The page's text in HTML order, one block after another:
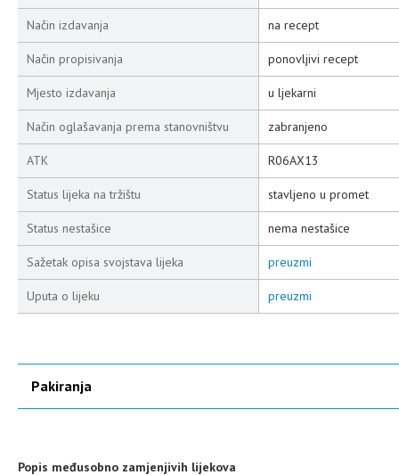
Način izdavanja na recept
Način propisivanja ponovljivi recept
Mjesto izdavanja u ljekarni
Način oglašavanja prema stanovništvu zabranjeno
ATK R06AX13
Status lijeka na tržištu stavljeno u promet
Status nestašice nema nestašice
Sažetak opisa svojstava lijeka preuzmi
Uputa o lijeku preuzmi
Pakiranja
Popis međusobno zamjenjivih lijekova